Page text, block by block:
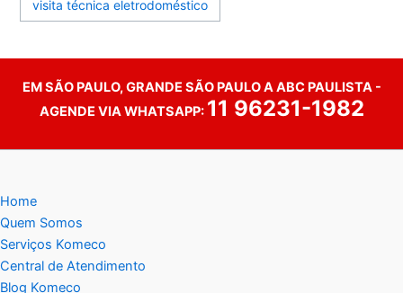
visita técnica eletrodoméstico
EM SÃO PAULO, GRANDE SÃO PAULO A ABC PAULISTA -
AGENDE VIA WHATSAPP: 11 96231-1982
Home
Quem Somos
Serviços Komeco
Central de Atendimento
Blog Komeco